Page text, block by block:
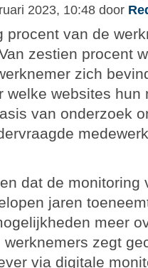
2023, 10:48 door
procent van de
zestien procent
zich
welke websites
van onderzoek
dat de monitoring
jaren
meer
zegt
via digitale